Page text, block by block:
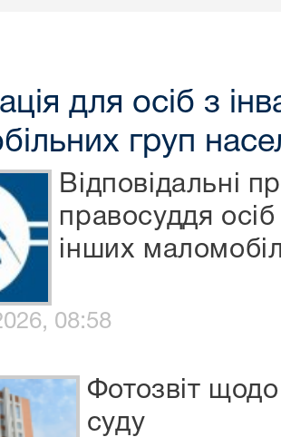
для осіб з
груп
Відповідальні
правосуддя осіб
інших
08:58
Фотозвіт щодо
суду